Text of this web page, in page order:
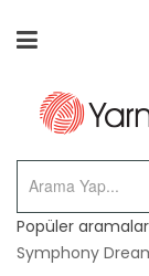
Popüler
Symphony